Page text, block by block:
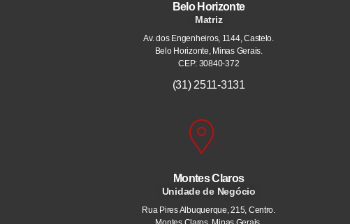
Belo Horizonte
Matriz
Av. dos Engenheiros, 1144, Castelo.
Belo Horizonte, Minas Gerais.
CEP: 30840-372
(31) 2511-3131
Montes Claros
Unidade de Negócio
Rua Pires Albuquerque, 215, Centro.